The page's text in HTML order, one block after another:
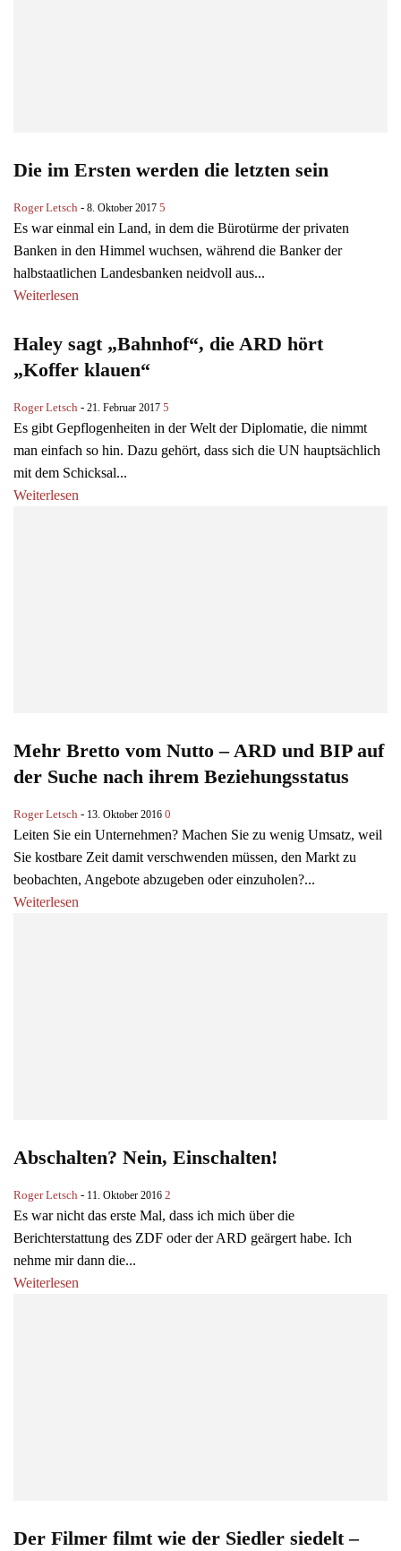
Die im Ersten werden die letzten sein
Roger Letsch - 8. Oktober 2017 5
Es war einmal ein Land, in dem die Bürotürme der privaten
Banken in den Himmel wuchsen, während die Banker der
halbstaatlichen Landesbanken neidvoll aus...
Weiterlesen
Haley sagt „Bahnhof“, die ARD hört
„Koffer klauen“
Roger Letsch - 21. Februar 2017 5
Es gibt Gepflogenheiten in der Welt der Diplomatie, die nimmt
man einfach so hin. Dazu gehört, dass sich die UN hauptsächlich
mit dem Schicksal...
Weiterlesen
Mehr Bretto vom Nutto – ARD und BIP auf
der Suche nach ihrem Beziehungsstatus
Roger Letsch - 13. Oktober 2016 0
Leiten Sie ein Unternehmen? Machen Sie zu wenig Umsatz, weil
Sie kostbare Zeit damit verschwenden müssen, den Markt zu
beobachten, Angebote abzugeben oder einzuholen?...
Weiterlesen
Abschalten? Nein, Einschalten!
Roger Letsch - 11. Oktober 2016 2
Es war nicht das erste Mal, dass ich mich über die
Berichterstattung des ZDF oder der ARD geärgert habe. Ich
nehme mir dann die...
Weiterlesen
Der Filmer filmt wie der Siedler siedelt –